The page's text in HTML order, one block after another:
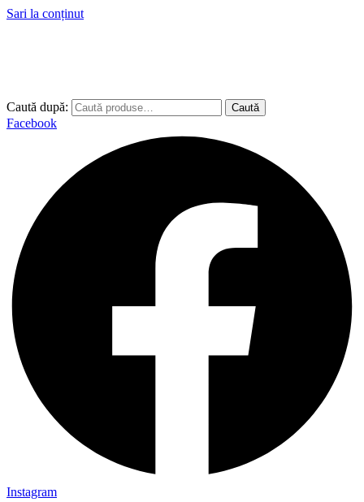
Sari la conținut
Caută după: Caută
Facebook
Instagram